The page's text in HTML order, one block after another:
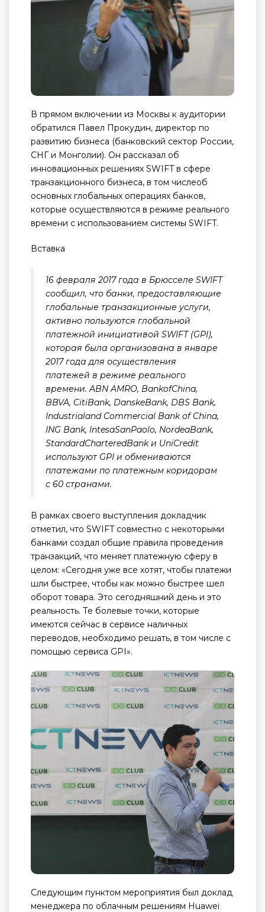
В прямом включении из Москвы к аудитории
обратился Павел Прокудин, директор по
развитию бизнеса (банковский сектор России,
СНГ и Монголии). Он рассказал об
инновационных решениях SWIFT в сфере
транзакционного бизнеса, в том числеоб
основных глобальных операциях банков,
которые осуществляются в режиме реального
времени с использованием системы SWIFT.
Вставка
16 февраля 2017 года в Брюсселе SWIFT
сообщил, что банки, предоставляющие
глобальные транзакционные услуги,
активно пользуются глобальной
платежной инициативой SWIFT (GPI),
которая была организована в январе
2017 года для осуществления
платежей в режиме реального
времени. ABN AMRO, BankofChina,
BBVA, CitiBank, DanskeBank, DBS Bank,
Industrialand Commercial Bank of China,
ING Bank, IntesaSanPaolo, NordeaBank,
StandardCharteredBank и UniCredit
используют GPI и обмениваются
платежами по платежным коридорам
с 60 странами.
В рамках своего выступления докладчик
отметил, что SWIFT совместно с некоторыми
банками создал общие правила проведения
транзакций, что меняет платежную сферу в
целом: «Сегодня уже все хотят, чтобы платежи
шли быстрее, чтобы как можно быстрее шел
оборот товара. Это сегодняшний день и это
реальность. Те болевые точки, которые
имеются сейчас в сервисе наличных
переводов, необходимо решать, в том числе с
помощью сервиса GPI».
Следующим пунктом мероприятия был доклад
менеджера по облачным решениям Huawei